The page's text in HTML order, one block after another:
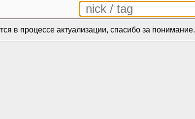
в процессе актуализации, спасибо за понимание.